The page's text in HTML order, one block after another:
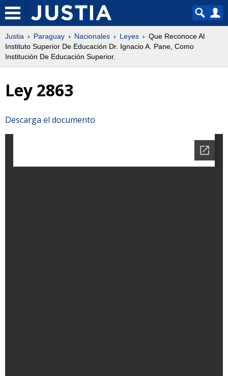
Justia Paraguay Nacionales Leyes
Que Reconoce Al
Instituto Superior De Educación Dr. Ignacio A. Pane, Como
Institución De Educación Superior.
Ley 2863
Descarga el documento